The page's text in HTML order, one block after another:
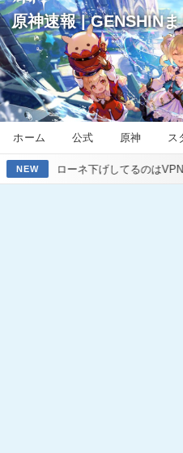
原神速報 | GENSHIN
ホーム 公式 原神 ス
NEW
してるのはVPN使ってまでやってる